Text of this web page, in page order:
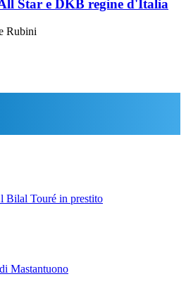
Star e DKB regine d'Italia
Rubini
Bilal Touré in prestito
Mastantuono